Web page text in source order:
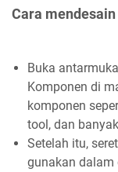
Cara
Buka
Komponen di
komponen
tool, dan
Setelah itu,
gunakan dalam